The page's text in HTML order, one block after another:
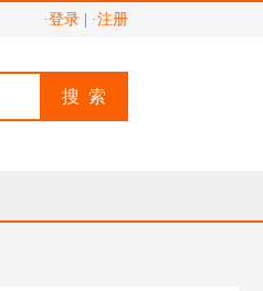
·登录 ·注册
搜 索